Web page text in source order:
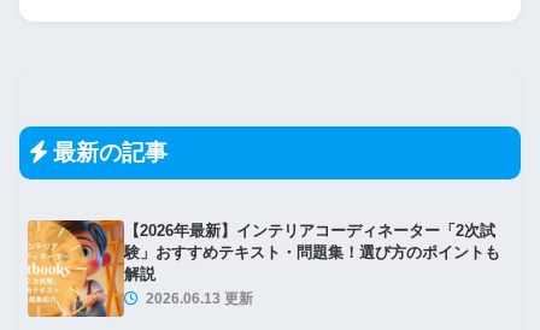
二級建築士 法規 平成29年 過去問
二級建築士 法規 過去問題 総合一覧
最新の記事
【2026年最新】インテリアコーディネーター「2次試
験」おすすめテキスト・問題集！選び方のポイントも
解説
2026.06.13 更新